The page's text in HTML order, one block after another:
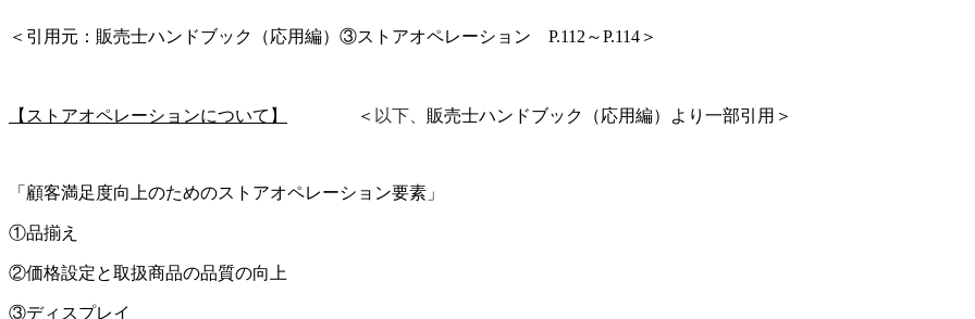
＜引用元：販売士ハンドブック（応用編）③ストアオペレーション P.112～P.114＞
【ストアオペレーションについて】 ＜ 以下、 販売士ハンドブック（応用編）より一部引用＞
「顧客満足度向上のためのストアオペレーション要素」
①品揃え
②価格設定と取扱商品の品質の向上
③ディスプレイ